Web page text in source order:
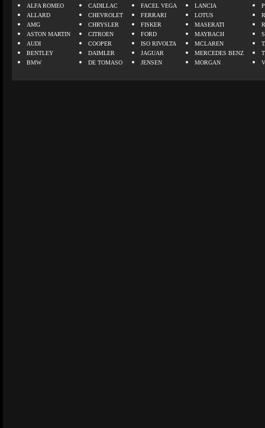
ALFA ROMEO
ALLARD
AMG
ASTON MARTIN
AUDI
BENTLEY
BMW
CADILLAC
CHEVROLET
CHRYSLER
CITROEN
COOPER
DAIMLER
DE TOMASO
FACEL VEGA
FERRARI
FISKER
FORD
ISO RIVOLTA
JAGUAR
JENSEN
LANCIA
LOTUS
MASERATI
MAYBACH
MCLAREN
MERCEDES BENZ
MORGAN